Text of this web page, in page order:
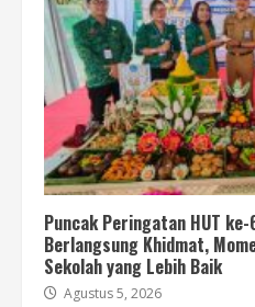
Puncak Peringatan HUT
Berlangsung Khidmat,
Sekolah yang Lebih Baik
Agustus 5, 2026